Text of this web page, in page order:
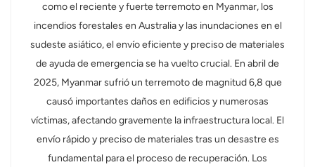
Türk
Ελληνικά
Polski
แบบไทย
como el reciente y fuerte terremoto en Myanmar, los
incendios forestales en Australia y las inundaciones en el
sudeste asiático, el envío eficiente y preciso de materiales
de ayuda de emergencia se ha vuelto crucial. En abril de
2025, Myanmar sufrió un terremoto de magnitud 6,8 ​​que
causó importantes daños en edificios y numerosas
víctimas, afectando gravemente la infraestructura local. El
envío rápido y preciso de materiales tras un desastre es
fundamental para el proceso de recuperación. Los